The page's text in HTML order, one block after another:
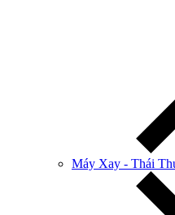
Máy Xay - Thái